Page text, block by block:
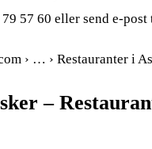
57 60 eller send e-
› … › Restauranter i
–